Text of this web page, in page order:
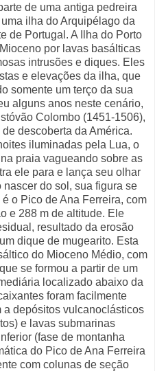
de uma antiga pedreira
ilha do Arquipélago da
de Portugal. A Ilha do Porto
por lavas basálticas
intrusões e diques. Eles
e elevações da ilha, que
somente um terço da sua
alguns anos neste cenário,
Colombo (1451-1506),
descoberta da América.
iluminadas pela Lua, o
praia vagueando sobre as
ele para e lança seu olhar
do sol, sua figura se
o Pico de Ana Ferreira, com
e 288 m de altitude. Ele
resultado da erosão
dique de mugearito. Esta
do Mioceno Médio, com
se formou a partir de um
localizado abaixo da
foram facilmente
depósitos vulcanoclásticos
e lavas submarinas
(fase de montanha
do Pico de Ana Ferreira
com colunas de seção